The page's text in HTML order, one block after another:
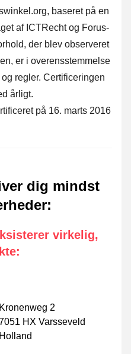
baseret på en
af ICTRecht og Forus-
der blev observeret
er i overensstemmelse
regler. Certificeringen
årligt.
på 16. marts 2016
dig mindst
:
virkelig,
:
Kronenweg 2
HX Varsseveld
Holland